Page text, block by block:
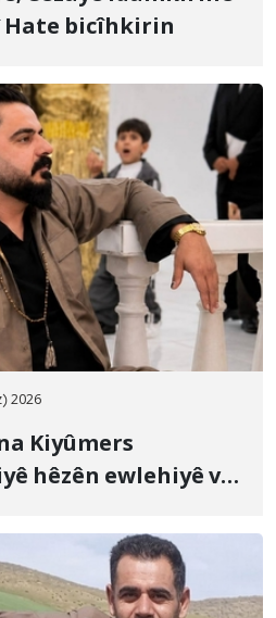
Hate bicîhkirin
2026
Kiyûmers
hêzên ewlehiyê ve